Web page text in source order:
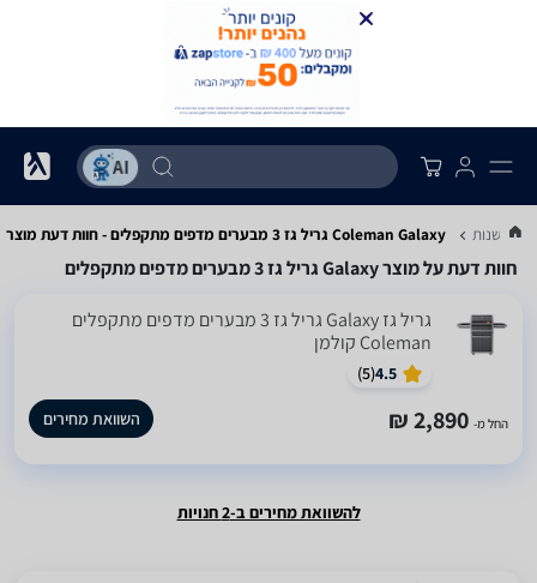
ומעשנות Coleman Galaxy גריל גז 3 מבערים מדפים מתקפלים - חוות דעת מוצר
חוות דעת על מוצר Galaxy גריל גז 3 מבערים מדפים מתקפלים
‏גריל ‏גז Galaxy גריל גז 3 מבערים מדפים מתקפלים
Coleman קולמן
4.5
(
5
)
החל מ- 2,890 ₪ השוואת מחירים
להשוואת מחירים ב-2 חנויות